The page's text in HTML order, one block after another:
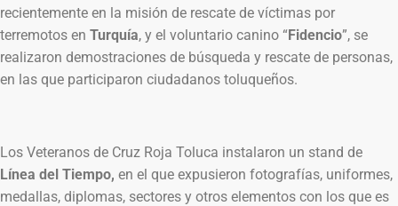
recientemente en la misión de rescate de víctimas por
terremotos en Turquía, y el voluntario canino “Fidencio”, se
realizaron demostraciones de búsqueda y rescate de personas,
en las que participaron ciudadanos toluqueños.
Los Veteranos de Cruz Roja Toluca instalaron un stand de
Línea del Tiempo, en el que expusieron fotografías, uniformes,
medallas, diplomas, sectores y otros elementos con los que es